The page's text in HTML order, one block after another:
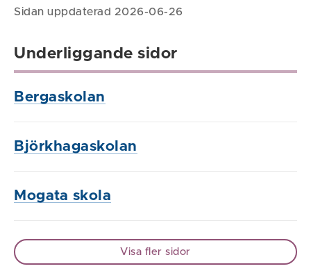
Sidan uppdaterad 2026-06-26
Underliggande sidor
Bergaskolan
Björkhagaskolan
Mogata skola
Visa fler sidor